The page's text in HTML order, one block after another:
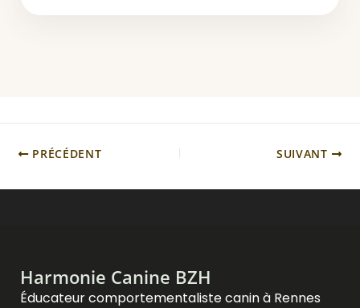
PRÉCÉDENT SUIVANT
Harmonie Canine BZH
Éducateur comportementaliste canin à Rennes